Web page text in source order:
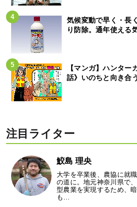
気候変動で早く・長
り防除。通年使える
【マンガ】ハンター
話》いのちと向き合
注目ライター
鮫島 理央
大学を卒業後、農協に就
の道に。地元神奈川県で
型農業を実現するため、
も…